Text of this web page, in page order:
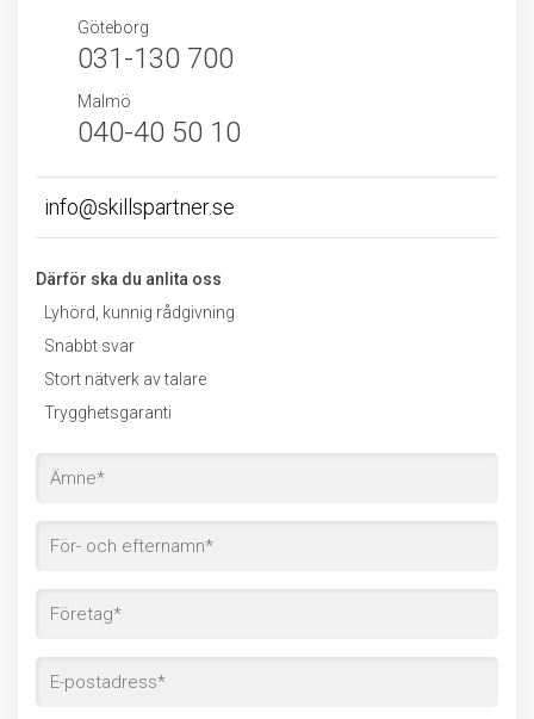
Göteborg
031-130 700
Malmö
040-40 50 10
info@skillspartner.se
Därför ska du anlita oss
Lyhörd, kunnig rådgivning
Snabbt svar
Stort nätverk av talare
Trygghetsgaranti